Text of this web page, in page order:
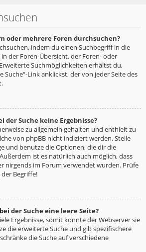
oder mehrere Foren durchsuchen?
indem du einen Suchbegriff in die
der Foren-Übersicht, der Foren- oder
Suchmöglichkeiten erhältst du,
Suche“-Link anklickst, der von jeder Seite des
der Suche keine Ergebnisse?
zu allgemein gehalten und enthielt zu
von phpBB nicht indiziert werden. Stelle
und benutze die Optionen, die dir die
ist es natürlich auch möglich, dass
nirgends im Forum verwendet wurden. Prüfe
Begriffe!
der Suche eine leere Seite?
Ergebnisse, somit konnte der Webserver sie
die erweiterte Suche und gib spezifischere
die Suche auf verschiedene